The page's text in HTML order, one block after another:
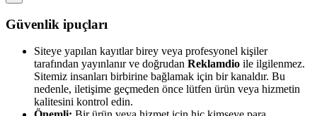
Güvenlik ipuçları
Siteye yapılan kayıtlar birey veya profesyonel kişiler
tarafından yayınlanır ve doğrudan Reklamdio ile ilgilenmez.
Sitemiz insanları birbirine bağlamak için bir kanaldır. Bu
nedenle, iletişime geçmeden önce lütfen ürün veya hizmetin
kalitesini kontrol edin.